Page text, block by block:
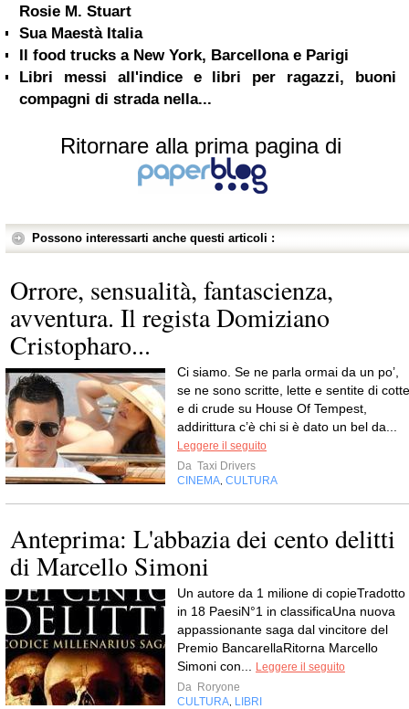
Rosie M. Stuart
Sua Maestà Italia
Il food trucks a New York, Barcellona e Parigi
Libri messi all'indice e libri per ragazzi, buoni
compagni di strada nella...
Ritornare alla prima pagina di
Possono interessarti anche questi articoli :
Orrore, sensualità, fantascienza,
avventura. Il regista Domiziano
Cristopharo...
Ci siamo. Se ne parla ormai da un po’,
se ne sono scritte, lette e sentite di cotte
e di crude su House Of Tempest,
addirittura c’è chi si è dato un bel da...
Leggere il seguito
Da Taxi Drivers
CINEMA CULTURA
Anteprima: L'abbazia dei cento delitti
di Marcello Simoni
Un autore da 1 milione di copieTradotto
in 18 PaesiN°1 in classificaUna nuova
appassionante saga dal vincitore del
Premio BancarellaRitorna Marcello
Simoni con...
Leggere il seguito
Da Roryone
CULTURA LIBRI